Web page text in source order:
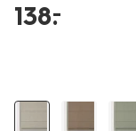
138.
–